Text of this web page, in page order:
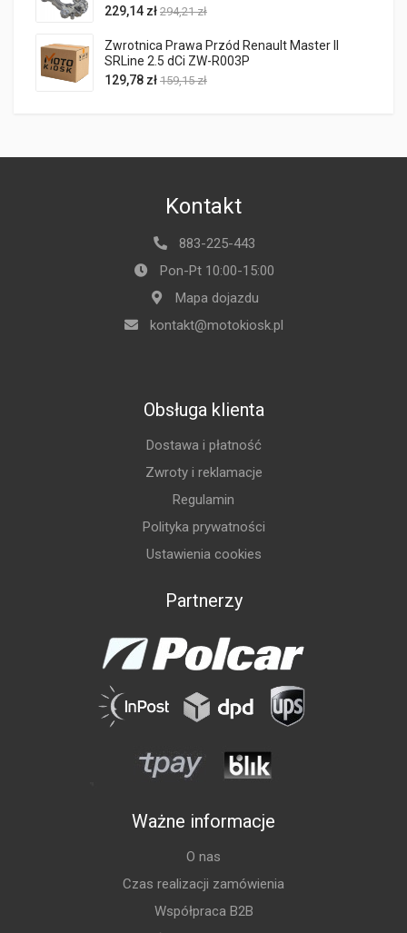
229,14 zł 294,21 zł
Zwrotnica Prawa Przód Renault Master II
SRLine 2.5 dCi ZW-R003P
129,78 zł 159,15 zł
Kontakt
883-225-443
Pon-Pt 10:00-15:00
Mapa dojazdu
kontakt@motokiosk.pl
Obsługa klienta
Dostawa i płatność
Zwroty i reklamacje
Regulamin
Polityka prywatności
Ustawienia cookies
Partnerzy
Ważne informacje
O nas
Czas realizacji zamówienia
Współpraca B2B